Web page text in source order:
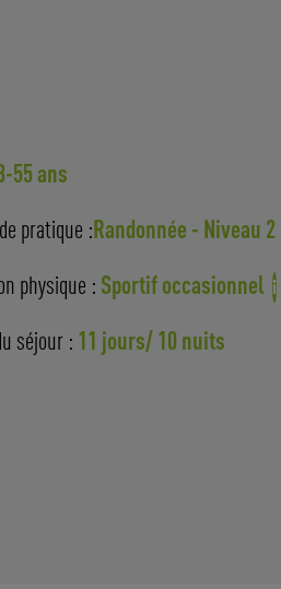
55 ans
pratique :Randonnée - Niveau 2
physique : Sportif occasionnel i
séjour : 11 jours/ 10 nuits